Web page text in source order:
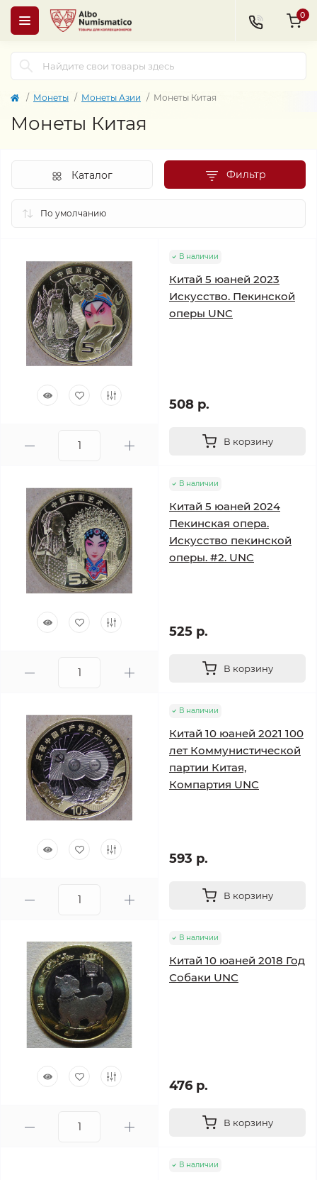
0
Монеты Монеты Азии Монеты Китая
Монеты Китая
Фильтр
Каталог
В наличии
Китай 5 юаней 2023
Искусство. Пекинской
оперы UNC
508 р.
В корзину
В наличии
Китай 5 юаней 2024
Пекинская опера.
Искусство пекинской
оперы. #2. UNC
525 р.
В корзину
В наличии
Китай 10 юаней 2021 100
лет Коммунистической
партии Китая,
Компартия UNC
593 р.
В корзину
В наличии
Китай 10 юаней 2018 Год
Собаки UNC
476 р.
В корзину
В наличии